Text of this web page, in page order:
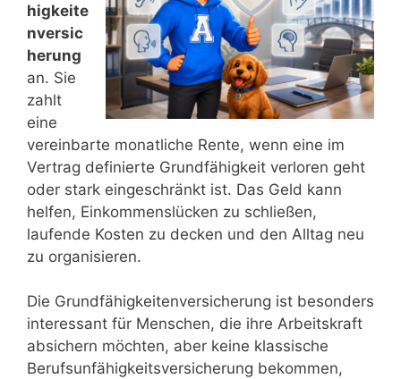
higkeite
nversic
herung
an. Sie
zahlt
eine
vereinbarte monatliche Rente, wenn eine im
Vertrag definierte Grundfähigkeit verloren geht
oder stark eingeschränkt ist. Das Geld kann
helfen, Einkommenslücken zu schließen,
laufende Kosten zu decken und den Alltag neu
zu organisieren.
Die Grundfähigkeitenversicherung ist besonders
interessant für Menschen, die ihre Arbeitskraft
absichern möchten, aber keine klassische
Berufsunfähigkeitsversicherung bekommen,